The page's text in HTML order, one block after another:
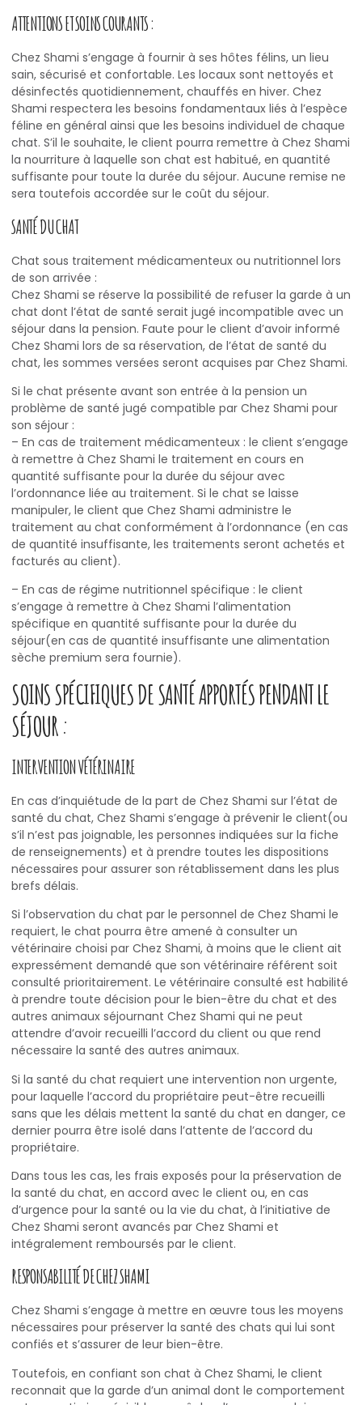
ATTENTIONS ET SOINS COURANTS :
Chez Shami s’engage à fournir à ses hôtes félins, un lieu
sain, sécurisé et confortable. Les locaux sont nettoyés et
désinfectés quotidiennement, chauffés en hiver. Chez
Shami respectera les besoins fondamentaux liés à l’espèce
féline en général ainsi que les besoins individuel de chaque
chat. S’il le souhaite, le client pourra remettre à Chez Shami
la nourriture à laquelle son chat est habitué, en quantité
suffisante pour toute la durée du séjour. Aucune remise ne
sera toutefois accordée sur le coût du séjour.
SANTÉ DU CHAT
Chat sous traitement médicamenteux ou nutritionnel lors
de son arrivée :
Chez Shami se réserve la possibilité de refuser la garde à un
chat dont l’état de santé serait jugé incompatible avec un
séjour dans la pension. Faute pour le client d’avoir informé
Chez Shami lors de sa réservation, de l’état de santé du
chat, les sommes versées seront acquises par Chez Shami.
Si le chat présente avant son entrée à la pension un
problème de santé jugé compatible par Chez Shami pour
son séjour :
– En cas de traitement médicamenteux : le client s’engage
à remettre à Chez Shami le traitement en cours en
quantité suffisante pour la durée du séjour avec
l’ordonnance liée au traitement. Si le chat se laisse
manipuler, le client que Chez Shami administre le
traitement au chat conformément à l’ordonnance (en cas
de quantité insuffisante, les traitements seront achetés et
facturés au client).
– En cas de régime nutritionnel spécifique : le client
s’engage à remettre à Chez Shami l’alimentation
spécifique en quantité suffisante pour la durée du
séjour(en cas de quantité insuffisante une alimentation
sèche premium sera fournie).
SOINS SPÉCIFIQUES DE SANTÉ APPORTÉS PENDANT LE
SÉJOUR :
INTERVENTION VÉTÉRINAIRE
En cas d’inquiétude de la part de Chez Shami sur l’état de
santé du chat, Chez Shami s’engage à prévenir le client(ou
s’il n’est pas joignable, les personnes indiquées sur la fiche
de renseignements) et à prendre toutes les dispositions
nécessaires pour assurer son rétablissement dans les plus
brefs délais.
Si l’observation du chat par le personnel de Chez Shami le
requiert, le chat pourra être amené à consulter un
vétérinaire choisi par Chez Shami, à moins que le client ait
expressément demandé que son vétérinaire référent soit
consulté prioritairement. Le vétérinaire consulté est habilité
à prendre toute décision pour le bien-être du chat et des
autres animaux séjournant Chez Shami qui ne peut
attendre d’avoir recueilli l’accord du client ou que rend
nécessaire la santé des autres animaux.
Si la santé du chat requiert une intervention non urgente,
pour laquelle l’accord du propriétaire peut-être recueilli
sans que les délais mettent la santé du chat en danger, ce
dernier pourra être isolé dans l’attente de l’accord du
propriétaire.
Dans tous les cas, les frais exposés pour la préservation de
la santé du chat, en accord avec le client ou, en cas
d’urgence pour la santé ou la vie du chat, à l’initiative de
Chez Shami seront avancés par Chez Shami et
intégralement remboursés par le client.
RESPONSABILITÉ DE CHEZ SHAMI
Chez Shami s’engage à mettre en œuvre tous les moyens
nécessaires pour préserver la santé des chats qui lui sont
confiés et s’assurer de leur bien-être.
Toutefois, en confiant son chat à Chez Shami, le client
reconnait que la garde d’un animal dont le comportement